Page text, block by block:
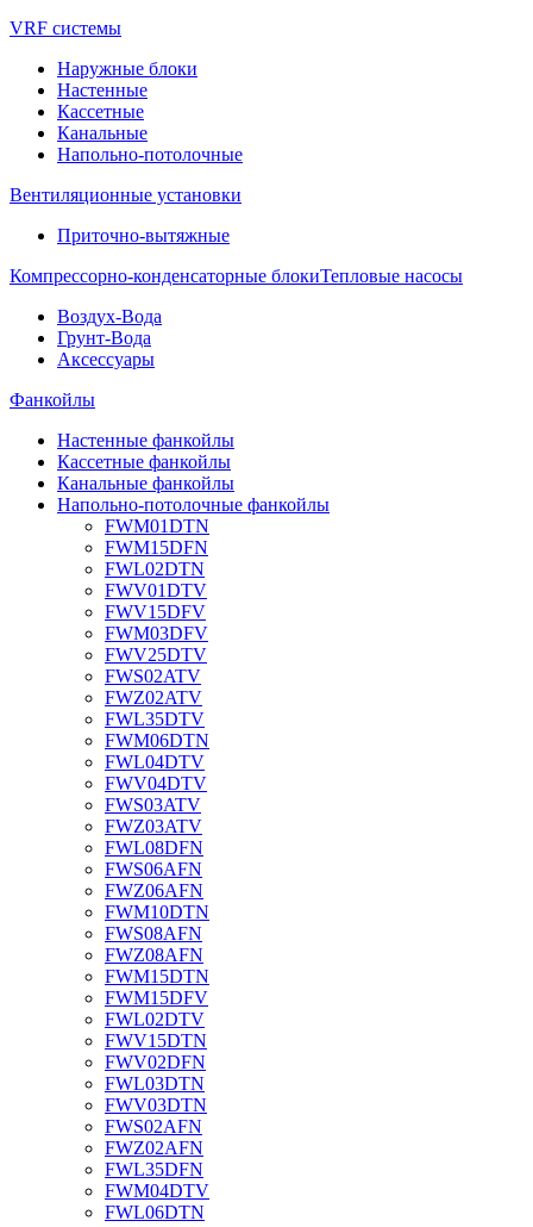
VRF системы
Наружные блоки
Настенные
Кассетные
Канальные
Напольно-потолочные
Вентиляционные установки
Приточно-вытяжные
Компрессорно-конденсаторные блокиТепловые насосы
Воздух-Вода
Грунт-Вода
Аксессуары
Фанкойлы
Настенные фанкойлы
Кассетные фанкойлы
Канальные фанкойлы
Напольно-потолочные фанкойлы
FWM01DTN
FWM15DFN
FWL02DTN
FWV01DTV
FWV15DFV
FWM03DFV
FWV25DTV
FWS02ATV
FWZ02ATV
FWL35DTV
FWM06DTN
FWL04DTV
FWV04DTV
FWS03ATV
FWZ03ATV
FWL08DFN
FWS06AFN
FWZ06AFN
FWM10DTN
FWS08AFN
FWZ08AFN
FWM15DTN
FWM15DFV
FWL02DTV
FWV15DTN
FWV02DFN
FWL03DTN
FWV03DTN
FWS02AFN
FWZ02AFN
FWL35DFN
FWM04DTV
FWL06DTN